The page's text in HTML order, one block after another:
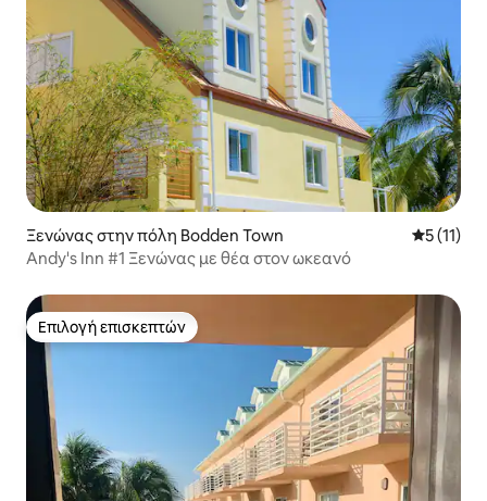
Ξενώνας στην πόλη Bodden Town Μέση
5 (11)
Andy's Inn #1 Ξενώνας με θέα στον ωκεανό
Επιλογή επισκεπτών
Επιλογή επισκεπτών